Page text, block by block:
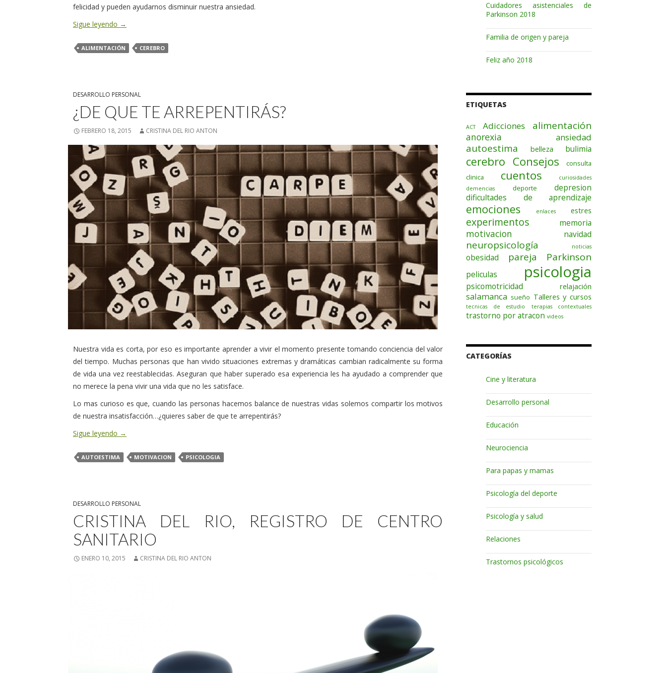
felicidad y pueden ayudarnos disminuir nuestra ansiedad.
Sigue leyendo →
ALIMENTACIÓN CEREBRO
DESARROLLO PERSONAL
¿DE QUE TE ARREPENTIRÁS?
FEBRERO 18, 2015 CRISTINA DEL RIO ANTON
Nuestra vida es corta, por eso es importante aprender a vivir el momento presente tomando conciencia del valor
del tiempo. Muchas personas que han vivido situaciones extremas y dramáticas cambian radicalmente su forma
de vida una vez reestablecidas. Aseguran que haber superado esa experiencia les ha ayudado a comprender que
no merece la pena vivir una vida que no les satisface.
Lo mas curioso es que, cuando las personas hacemos balance de nuestras vidas solemos compartir los motivos
de nuestra insatisfacción…¿quieres saber de que te arrepentirás?
Sigue leyendo →
AUTOESTIMA MOTIVACION PSICOLOGIA
DESARROLLO PERSONAL
CRISTINA DEL RIO, REGISTRO DE CENTRO
SANITARIO
ENERO 10, 2015 CRISTINA DEL RIO ANTON
Cuidadores asistenciales de
Parkinson 2018
Familia de origen y pareja
Feliz año 2018
ETIQUETAS
ACT Adicciones alimentación
anorexia ansiedad
autoestima belleza bulimia
cerebro Consejos
consulta
clinica
cuentos
curiosidades
demencias
deporte
depresion
dificultades de aprendizaje
emociones enlaces estres
experimentos memoria
motivacion navidad
neuropsicología noticias
obesidad pareja Parkinson
peliculas psicologia
psicomotricidad relajación
salamanca sueño Talleres y cursos
tecnicas de estudio terapias contextuales
trastorno por atracon videos
CATEGORÍAS
Cine y literatura
Desarrollo personal
Educación
Neurociencia
Para papas y mamas
Psicología del deporte
Psicología y salud
Relaciones
Trastornos psicológicos